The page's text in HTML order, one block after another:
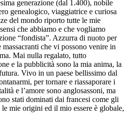
generazione (dal 1.400), nobile
genealogico, viaggiatrice e curiosa
del mondo riporto tutte le mie
che abbiamo e che vogliamo
“fondista”. Azzurra di nuoto per
che vi possono venire in
Mai nulla regalato, tutto
e la pubblicità sono la mia anima, la
Vivo in un paese bellissimo dal
per tornare e riassaporare i
e l’amore sono anglosassoni, ma
stati dominati dai francesi come gli
mie origini ed il mio essere è globale,